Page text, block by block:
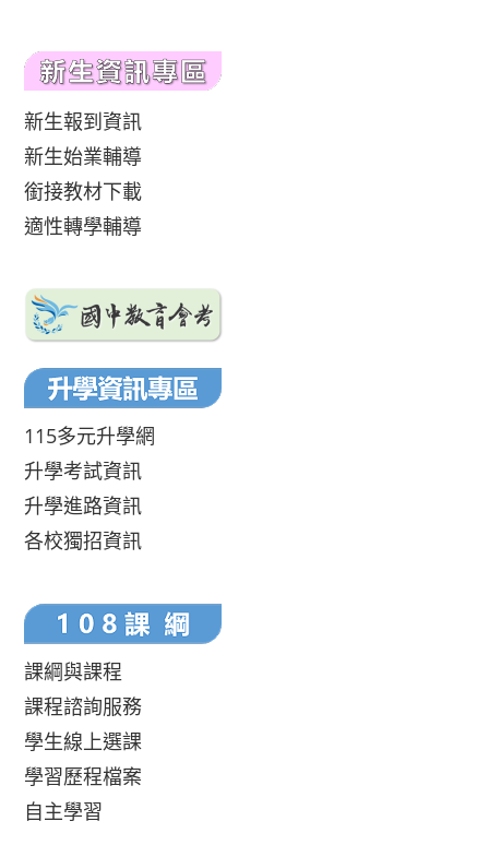
新生報到資訊
新生始業輔導
銜接教材下載
適性轉學輔導
115多元升學網
升學考試資訊
升學進路資訊
各校獨招資訊
課綱與課程
課程諮詢服務
學生線上選課
學習歷程檔案
自主學習